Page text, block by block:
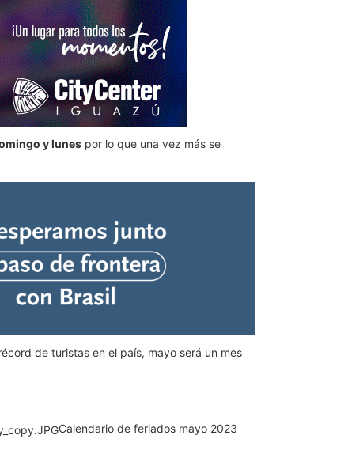
y lunes por lo que una vez más se
de turistas en el país, mayo será un mes
Calendario de feriados mayo 2023